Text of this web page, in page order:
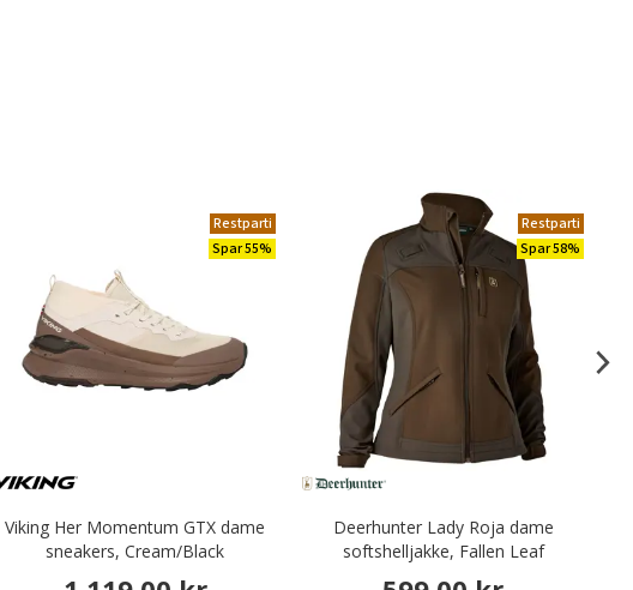
Restparti
Spar 55%
Viking Her Momentum GTX dame
sneakers, Cream/Black
Restparti
Spar 58%
Deerhunter Lady Roja dame
softshelljakke, Fallen Leaf